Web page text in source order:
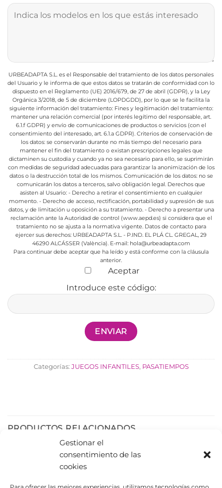
Gestionar el
consentimiento de las
cookies
URBEADAPTA S.L. es el Responsable del tratamiento de los datos personales
del Usuario y le informa de que estos datos se tratarán de conformidad con lo
dispuesto en el Reglamento (UE) 2016/679, de 27 de abril (GDPR), y la Ley
Orgánica 3/2018, de 5 de diciembre (LOPDGDD), por lo que se le facilita la
siguiente información del tratamiento:Fines y legitimación del tratamiento:
mantener una relación comercial (por interés legítimo del responsable, art.
6.1.f GDPR) y envío de comunicaciones de productos o servicios (con el
consentimiento del interesado, art. 6.1.a GDPR). Criterios de conservación de
los datos: se conservarán durante no más tiempo del necesario para
mantener el fin del tratamiento o existan prescripciones legales que
dictaminen su custodia y cuando ya no sea necesario para ello, se suprimirán
con medidas de seguridad adecuadas para garantizar la anonimización de los
datos o la destrucción total de los mismos. Comunicación de los datos: no se
comunicarán los datos a terceros, salvo obligación legal. Derechos que
asisten al Usuario: - Derecho a retirar el consentimiento en cualquier
momento. - Derecho de acceso, rectificación, portabilidad y supresión de sus
datos, y de limitación u oposición a su tratamiento. - Derecho a presentar una
reclamación ante la Autoridad de control (www.aepd.es) si considera que el
tratamiento no se ajusta a la normativa vigente. Datos de contacto para
ejercer sus derechos: URBEADAPTA S.L. - P.IND. EL PLÁ CL. GREGAL, 29
46290 ALCÁSSER (València). E-mail: hola@urbeadapta.com
Para continuar debe aceptar que ha leído y está conforme con la cláusula
anterior.
Aceptar
Introduce este código:
Categorías: JUEGOS INFANTILES, PASATIEMPOS
PRODUCTOS RELACIONADOS